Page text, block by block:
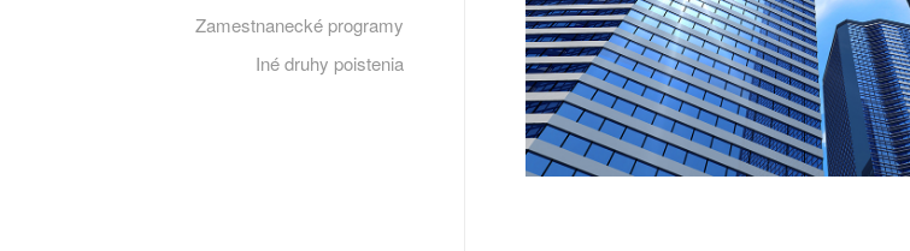
Zamestnanecké programy
Iné druhy poistenia